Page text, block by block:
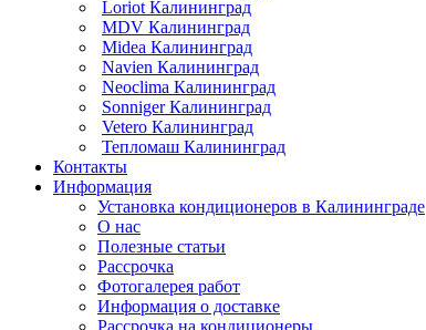
Loriot Калининград
MDV Калининград
Midea Калининград
Navien Калининград
Neoclima Калининград
Sonniger Калининград
Vetero Калининград
Тепломаш Калининград
Контакты
Информация
Установка кондиционеров в Калининграде
О нас
Полезные статьи
Рассрочка
Фотогалерея работ
Информация о доставке
Рассрочка на кондиционеры